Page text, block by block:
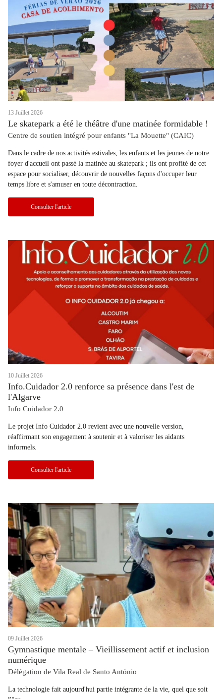
13 Juillet 2026
Le skatepark a été le théâtre d'une matinée formidable !
Centre de soutien intégré pour enfants "La Mouette" (CAIC)
Dans le cadre de nos activités estivales, les enfants et les jeunes de notre
foyer d'accueil ont passé la matinée au skatepark ; ils ont profité de cet
espace pour socialiser, découvrir de nouvelles façons d'occuper leur
temps libre et s'amuser en toute décontraction.
Consulter l'article
10 Juillet 2026
Info.Cuidador 2.0 renforce sa présence dans l'est de
l'Algarve
Info Cuidador 2.0
Le projet Info Cuidador 2.0 revient avec une nouvelle version,
réaffirmant son engagement à soutenir et à valoriser les aidants
informels.
Consulter l'article
09 Juillet 2026
Gymnastique mentale – Vieillissement actif et inclusion
numérique
Délégation de Vila Real de Santo António
La technologie fait aujourd'hui partie intégrante de la vie, quel que soit